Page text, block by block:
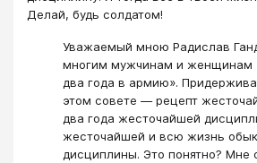
Делай, будь солдатом!
Уважаемый мною Радислав
многим мужчинам и женщинам
два года в армию».
этом совете — рецепт
два года жесточайшей
жесточайшей и всю жизнь
дисциплины. Это понятно? Мне